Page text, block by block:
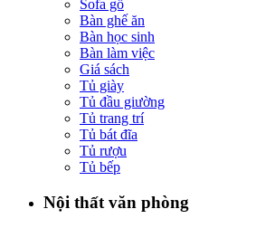
Sofa gỗ
Bàn ghế ăn
Bàn học sinh
Bàn làm việc
Giá sách
Tủ giày
Tủ đầu giường
Tủ trang trí
Tủ bát đĩa
Tủ rượu
Tủ bếp
Nội thất văn phòng